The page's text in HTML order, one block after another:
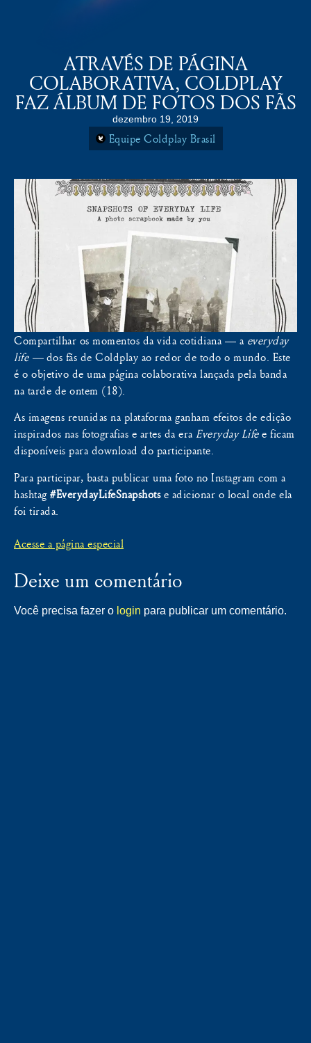
ATRAVÉS DE PÁGINA
COLABORATIVA, COLDPLAY
FAZ ÁLBUM DE FOTOS DOS FÃS
dezembro 19, 2019
Equipe Coldplay Brasil
Compartilhar os momentos da vida cotidiana — a everyday
life —dos fãs de Coldplay ao redor de todo o mundo. Este
é o objetivo de uma página colaborativa lançada pela banda
na tarde de ontem (18).
As imagens reunidas na plataforma ganham efeitos de edição
inspirados nas fotografias e artes da era Everyday Lifee ficam
disponíveis para download do participante.
Para participar, basta publicar uma foto no Instagram com a
hashtag#EverydayLifeSnapshotse adicionar o local onde ela
foi tirada.
Acesse a página especial
Deixe um comentário
Você precisa fazer o login para publicar um comentário.